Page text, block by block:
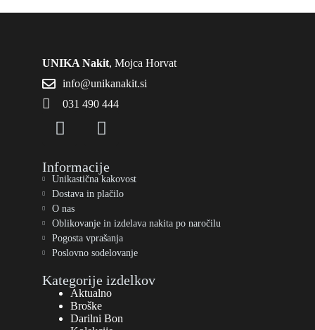
UNIKA Nakit, Mojca Horvat
info@unikanakit.si
031 490 444
Informacije
Unikastična kakovost
Dostava in plačilo
O nas
Oblikovanje in izdelava nakita po naročilu
Pogosta vprašanja
Poslovno sodelovanje
Kategorije izdelkov
Aktualno
Broške
Darilni Bon